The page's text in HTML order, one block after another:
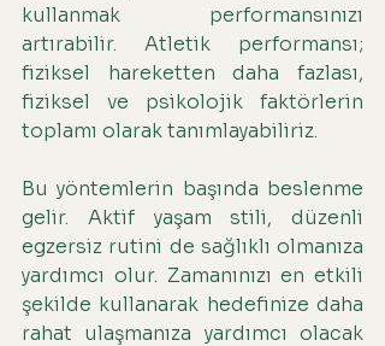
kullanmak performansınızı
artırabilir. Atletik performansı;
fiziksel hareketten daha fazlası,
fiziksel ve psikolojik faktörlerin
toplamı olarak tanımlayabiliriz.
Bu yöntemlerin başında beslenme
gelir. Aktif yaşam stili, düzenli
egzersiz rutini de sağlıklı olmanıza
yardımcı olur. Zamanınızı en etkili
şekilde kullanarak hedefinize daha
rahat ulaşmanıza yardımcı olacak